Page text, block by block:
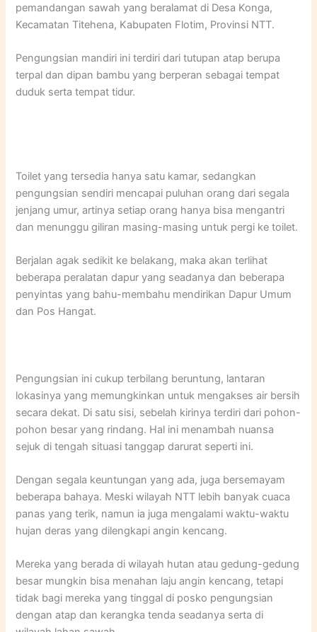
pemandangan sawah yang beralamat di Desa Konga,
Kecamatan Titehena, Kabupaten Flotim, Provinsi NTT.
Pengungsian mandiri ini terdiri dari tutupan atap berupa
terpal dan dipan bambu yang berperan sebagai tempat
duduk serta tempat tidur.
Toilet yang tersedia hanya satu kamar, sedangkan
pengungsian sendiri mencapai puluhan orang dari segala
jenjang umur, artinya setiap orang hanya bisa mengantri
dan menunggu giliran masing-masing untuk pergi ke toilet.
Berjalan agak sedikit ke belakang, maka akan terlihat
beberapa peralatan dapur yang seadanya dan beberapa
penyintas yang bahu-membahu mendirikan Dapur Umum
dan Pos Hangat.
Pengungsian ini cukup terbilang beruntung, lantaran
lokasinya yang memungkinkan untuk mengakses air bersih
secara dekat. Di satu sisi, sebelah kirinya terdiri dari pohon-
pohon besar yang rindang. Hal ini menambah nuansa
sejuk di tengah situasi tanggap darurat seperti ini.
Dengan segala keuntungan yang ada, juga bersemayam
beberapa bahaya. Meski wilayah NTT lebih banyak cuaca
panas yang terik, namun ia juga mengalami waktu-waktu
hujan deras yang dilengkapi angin kencang.
Mereka yang berada di wilayah hutan atau gedung-gedung
besar mungkin bisa menahan laju angin kencang, tetapi
tidak bagi mereka yang tinggal di posko pengungsian
dengan atap dan kerangka tenda seadanya serta di